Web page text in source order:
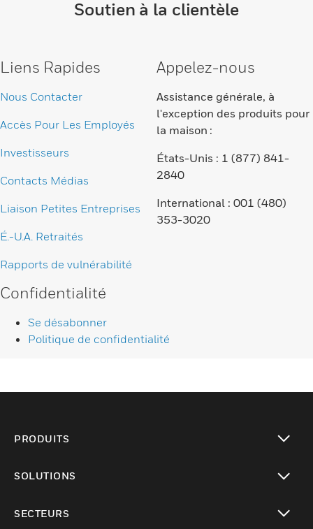
Soutien à la clientèle
Liens Rapides
Nous Contacter
Accès Pour Les Employés
Investisseurs
Contacts Médias
Liaison Petites Entreprises
É.-U.A. Retraités
Rapports de vulnérabilité
Appelez-nous
Assistance générale, à
l'exception des produits pour
la maison :
États-Unis : 1 (877) 841-
2840
International : 001 (480)
353-3020
Confidentialité
Se désabonner
Politique de confidentialité
PRODUITS
SOLUTIONS
SECTEURS